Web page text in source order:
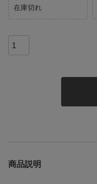
在庫切れ
商品説明